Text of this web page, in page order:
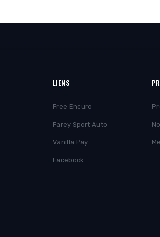
LIENS
Free Enduro
Farey Sport Auto
Vanilla Pay
Facebook